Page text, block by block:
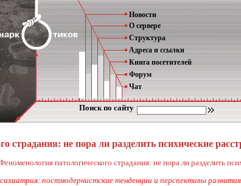
Новости
О сервере
Структура
Адреса и ссылки
Книга посетителей
Форум
Чат
Поиск по сайту
страдания: не пора ли разделить психические
патологического страдания: не пора ли разделить
постмодернистские тенденции и перспективы